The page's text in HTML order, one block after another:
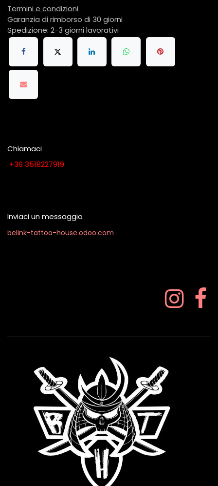
Termini e condizioni
Garanzia di rimborso di 30 giorni
Spedizione: 2-3 giorni lavorativi
Chiamaci
​​​​​​​​​​​​​​+​3​9​ ​3​5​1​8​2​2​7​9​1​9
Inviaci un messaggio
belink-tattoo-house.odoo.com